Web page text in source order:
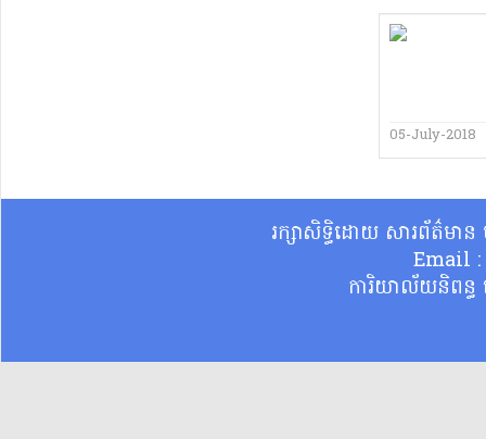
05-July-2018
រក្សាសិទ្ធិដោយ សារព័ត៌មា
Email
ការិយាល័យនិពន្ធ